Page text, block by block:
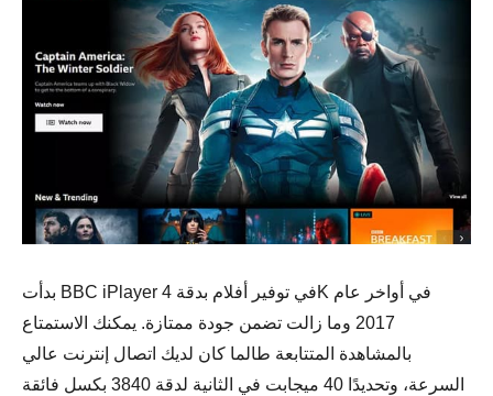
بدأت BBC iPlayer في توفير أفلام بدقة 4K في أواخر عام
2017 وما زالت تضمن جودة ممتازة. يمكنك الاستمتاع
بالمشاهدة المتتابعة طالما كان لديك اتصال إنترنت عالي
السرعة، وتحديدًا 40 ميجابت في الثانية لدقة 3840 بكسل فائقة